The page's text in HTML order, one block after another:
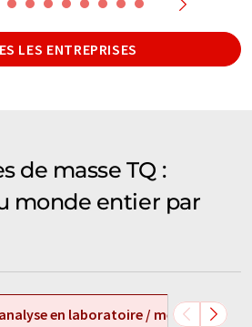
LES ENTREPRISES
de masse TQ :
monde entier par
en laboratoire / mesure en